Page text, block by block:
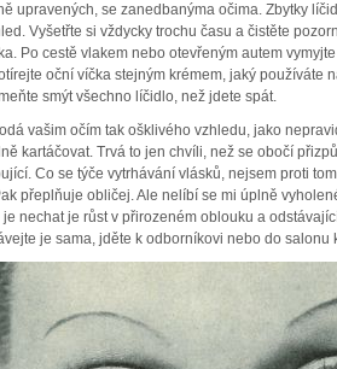
upravených, se zanedbanýma očima. Zbytky
Vyšetřte si vždycky trochu času a čistěte
Po cestě vlakem nebo otevřeným autem
oční víčka stejným krémem, jaký používáte
smýt všechno líčidlo, než jdete spát.
vašim očím tak ošklivého vzhledu, jako
kartáčovat. Trvá to jen chvíli, než se obočí
Co se týče vytrhávání vlásků, nejsem proti
přeplňuje obličej. Ale nelíbí se mi úplně
je nechat je růst v přirozeném oblouku a
je sama, jděte k odborníkovi nebo do salonu